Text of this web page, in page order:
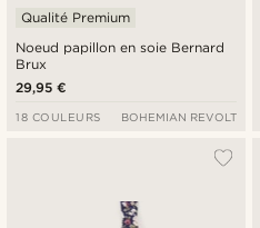
Noeud papillon en soie Bernard
Brux
Qualité Premium
29,95 €
18 COULEURS BOHEMIAN REVOLT